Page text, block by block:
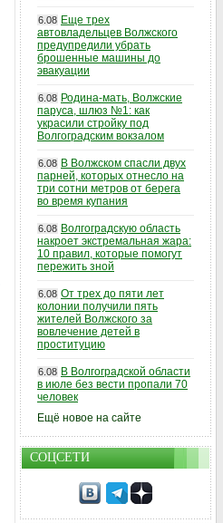
6.08 Еще трех
автовладельцев Волжского
предупредили убрать
брошенные машины до
эвакуации
6.08 Родина-мать, Волжские
паруса, шлюз №1: как
украсили стройку под
Волгоградским вокзалом
6.08 В Волжском спасли двух
парней, которых отнесло на
три сотни метров от берега
во время купания
6.08 Волгоградскую область
накроет экстремальная жара:
10 правил, которые помогут
пережить зной
6.08 От трех до пяти лет
колонии получили пять
жителей Волжского за
вовлечение детей в
проституцию
6.08 В Волгоградской области
в июле без вести пропали 70
человек
Ещё новое на сайте
СОЦСЕТИ